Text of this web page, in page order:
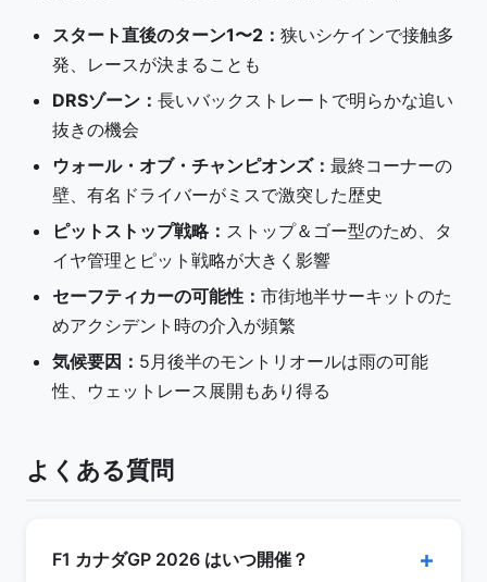
スタート直後のターン1〜2： 狭いシケインで接触多
発、レースが決まることも
DRSゾーン： 長いバックストレートで明らかな追い
抜きの機会
ウォール・オブ・チャンピオンズ： 最終コーナーの
壁、有名ドライバーがミスで激突した歴史
ピットストップ戦略： ストップ＆ゴー型のため、タ
イヤ管理とピット戦略が大きく影響
セーフティカーの可能性： 市街地半サーキットのた
めアクシデント時の介入が頻繁
気候要因： 5月後半のモントリオールは雨の可能
性、ウェットレース展開もあり得る
よくある質問
F1 カナダGP 2026 はいつ開催？